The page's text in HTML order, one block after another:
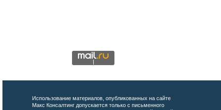
Использование материалов, опубликованных на сайте
Макс Консалтинг допускается только с письменного